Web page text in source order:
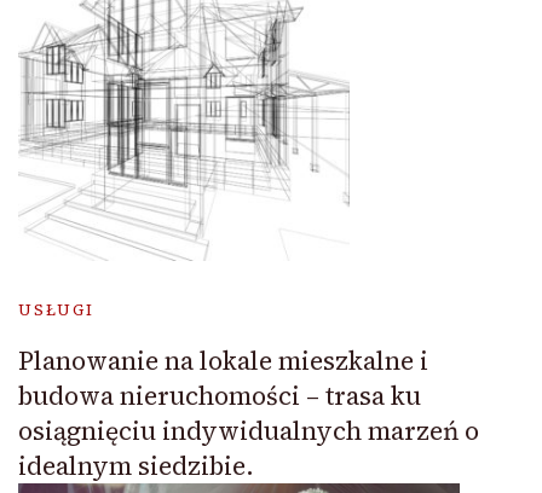
USŁUGI
Planowanie na lokale mieszkalne i
budowa nieruchomości – trasa ku
osiągnięciu indywidualnych marzeń o
idealnym siedzibie.